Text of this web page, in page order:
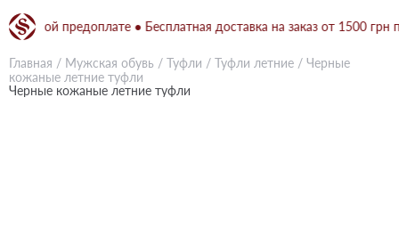
предоплате ● Бесплатная доставка на заказ от 1500 грн
Главная / Мужская обувь / Туфли / Туфли летние / Черные
кожаные летние туфли
Черные кожаные летние туфли